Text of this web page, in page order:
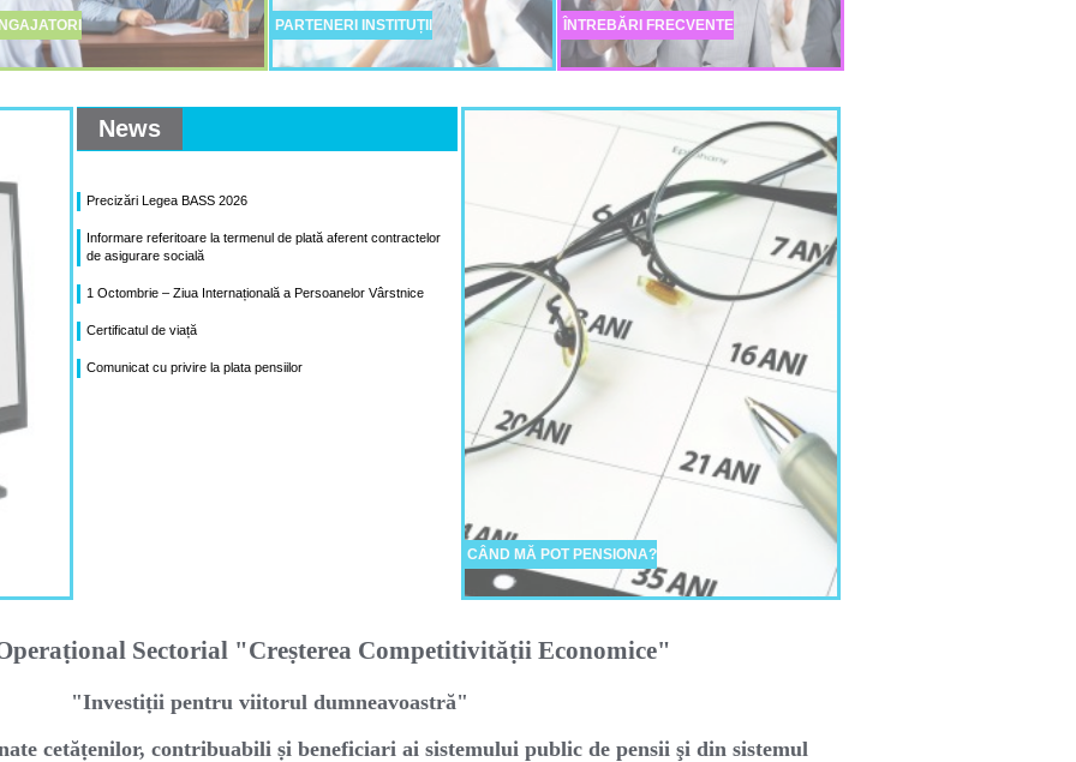
PARTENERI INSTITUȚII ÎNTREBĂRI FRECVENTE
News
Precizări Legea BASS 2026
Informare referitoare la termenul de plată aferent contractelor
de asigurare socială
1 Octombrie – Ziua Internațională a Persoanelor Vârstnice
Certificatul de viață
Comunicat cu privire la plata pensiilor
CÂND MĂ POT PENSIONA?
Sectorial "Creṣterea Competitivităṭii Economice"
"Investiṭii pentru viitorul dumneavoastră"
cetăṭenilor, contribuabili ṣi beneficiari ai sistemului public de pensii şi din sistemul